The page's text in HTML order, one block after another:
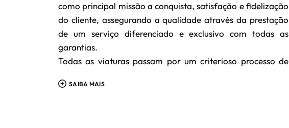
como principal missão a conquista, satisfação e fidelização
do cliente, assegurando a qualidade através da prestação
de um serviço diferenciado e exclusivo com todas as
garantias.
Todas as viaturas passam por um criterioso processo de
de forma a podermos garantir a máxima qualidade em
SAIBA MAIS